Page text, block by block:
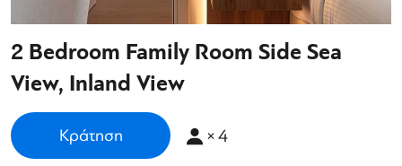
2 Bedroom Family Room Side Sea
View, Inland View
Κράτηση ×4